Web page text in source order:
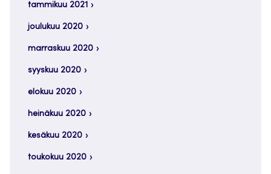
tammikuu 2021
joulukuu 2020
marraskuu 2020
syyskuu 2020
elokuu 2020
heinäkuu 2020
kesäkuu 2020
toukokuu 2020